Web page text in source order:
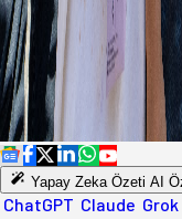
Yapay Zeka Özeti AI
ChatGPT Claude Grok